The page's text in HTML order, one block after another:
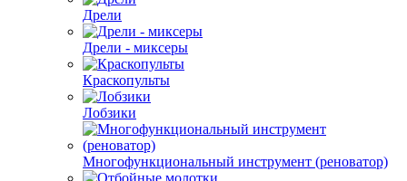
Дрели
Дрели - миксеры
Краскопульты
Лобзики
Многофункциональный инструмент (реноватор)